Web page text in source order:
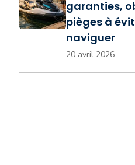
garanties,
pièges à
naviguer
20 avril 2026